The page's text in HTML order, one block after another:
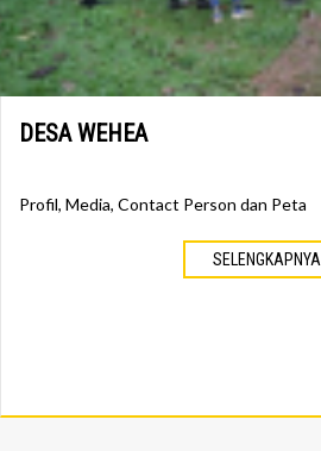
DESA WEHEA
Profil, Media, Contact Person dan Peta
SELENGKAPNYA